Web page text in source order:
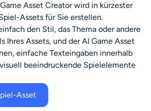
Entferner
Asset Creator wird in kürzester
Assets für Sie erstellen.
den Stil, das Thema oder andere
Ihres Assets, und der AI Game Asset
einfache Texteingaben innerhalb
beeindruckende Spielelemente
Asset